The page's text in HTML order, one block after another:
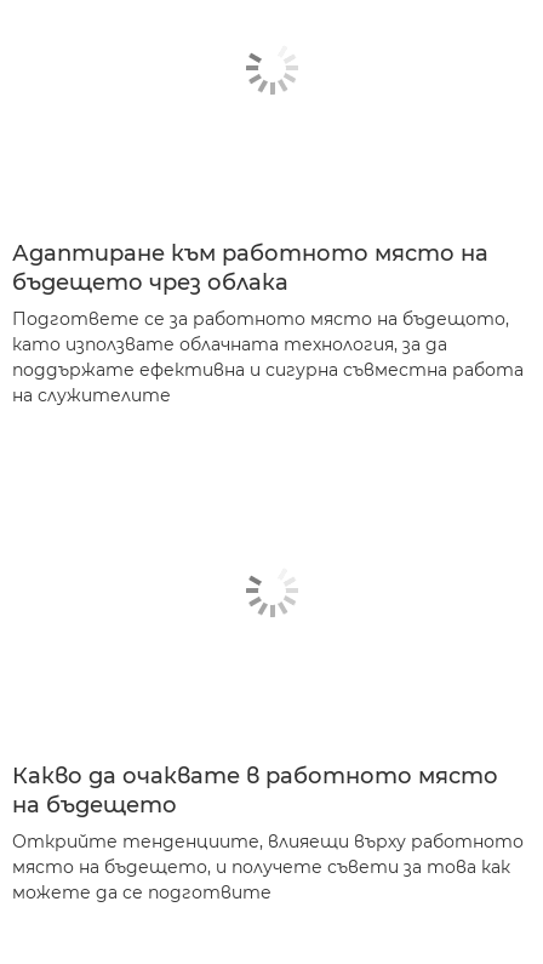
Адаптиране към работното място на
бъдещето чрез облака
Подгответе се за работното място на бъдещото,
като използвате облачната технология, за да
поддържате ефективна и сигурна съвместна работа
на служителите
Какво да очаквате в работното място
на бъдещето
Открийте тенденциите, влияещи върху работното
място на бъдещето, и получете съвети за това как
можете да се подготвите